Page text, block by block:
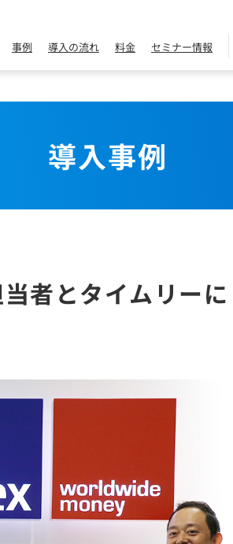
事例 導入の流れ 料金 セミナー情報
導入事例
者とタイムリーに